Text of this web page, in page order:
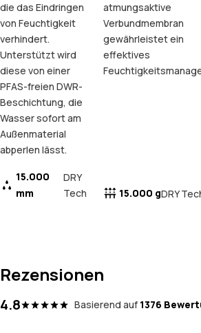
die das Eindringen
von Feuchtigkeit
verhindert.
Unterstützt wird
diese von einer
PFAS-freien DWR-
Beschichtung, die
Wasser sofort am
Außenmaterial
abperlen lässt.
15.000
mm
DRY
Tech
atmungsaktive
Verbundmembran
gewährleistet ein
effektives
15.000 gDRY
Rezensionen
4.8 Basierend auf 1376